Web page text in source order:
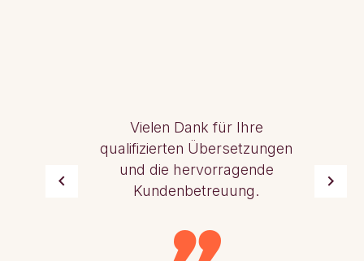
Vielen Dank für Ihre
qualifizierten Übersetzungen
und die hervorragende
Kundenbetreuung.